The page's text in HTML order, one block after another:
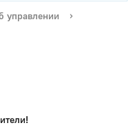
управлении
›